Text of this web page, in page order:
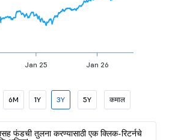
Jan 25 Jan 26
6M 1Y 3Y 5Y कमाल
फंडची तुलना करण्यासाठी एक क्लिक-रिटर्नचे